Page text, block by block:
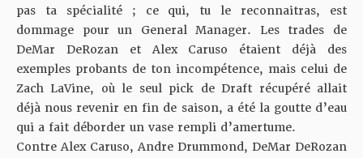
pas ta spécialité ; ce qui, tu le reconnaitras, est
dommage pour un General Manager. Les trades de
DeMar DeRozan et Alex Caruso étaient déjà des
exemples probants de ton incompétence, mais celui de
Zach LaVine, où le seul pick de Draft récupéré allait
déjà nous revenir en fin de saison, a été la goutte d’eau
qui a fait déborder un vase rempli d’amertume.
Contre Alex Caruso, Andre Drummond, DeMar DeRozan